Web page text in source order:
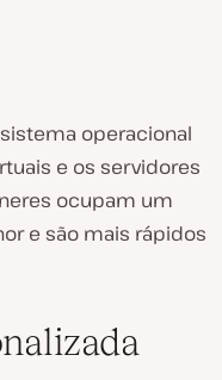
operacional
e os servidores
ocupam um
e são mais rápidos